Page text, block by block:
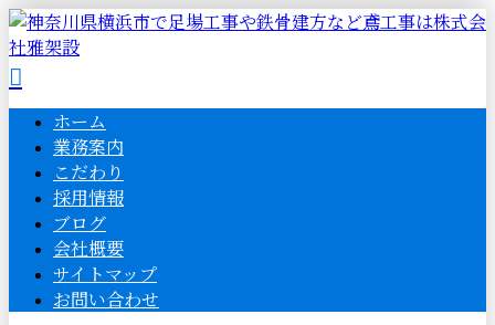
ホーム
業務案内
こだわり
採用情報
ブログ
会社概要
サイトマップ
お問い合わせ